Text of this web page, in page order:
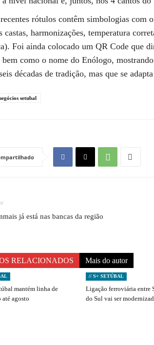
rótulos contêm simbologias
castas, harmonizações, temperatura
Foi ainda colocado um QR Code que
como o nome do Enólogo,
décadas de tradição, mas que se
setubal
já está nas bancas da região
RELACIONADOS Mais do autor
mantém linha de
até agosto
// S+ SETÚBAL
Ligação ferroviária entre
do Sul vai ser